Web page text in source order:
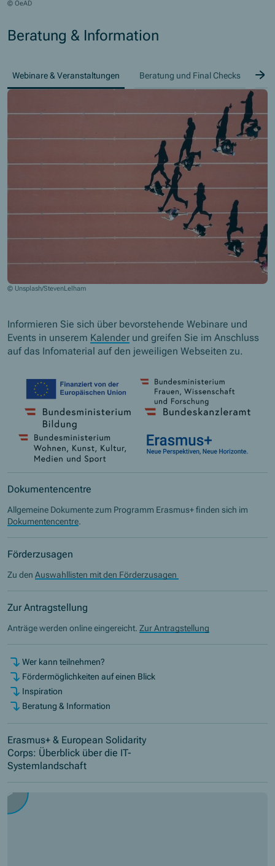
© OeAD
Beratung & Information
Webinare & Veranstaltungen Beratung und Final Checks
© Unsplash/StevenLelham
Informieren Sie sich über bevorstehende Webinare und
Events in unserem Kalender und greifen Sie im Anschluss
auf das Infomaterial auf den jeweiligen Webseiten zu.
Dokumentencentre
Allgemeine Dokumente zum Programm Erasmus+ finden sich im
Dokumentencentre.
Förderzusagen
Zu denAuswahllisten mit den Förderzusagen
Zur Antragstellung
Anträge werden online eingereicht.Zur Antragstellung
Wer kann teilnehmen?
Fördermöglichkeiten auf einen Blick
Inspiration
Beratung & Information
Erasmus+ & European Solidarity
Corps: Überblick über die IT-
Systemlandschaft